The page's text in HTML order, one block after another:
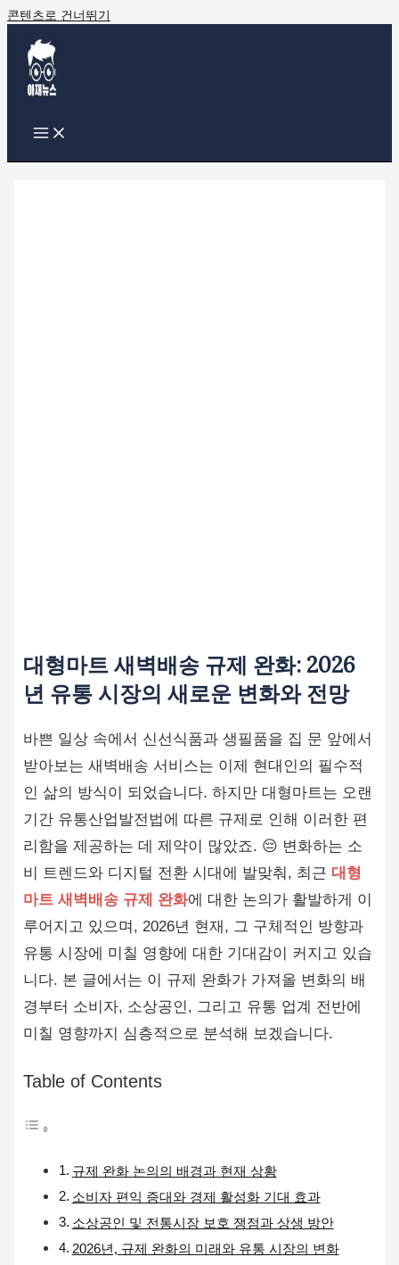
콘텐츠로 건너뛰기
대형마트 새벽배송 규제 완화: 2026
년 유통 시장의 새로운 변화와 전망
바쁜 일상 속에서 신선식품과 생필품을 집 문 앞에서
받아보는 새벽배송 서비스는 이제 현대인의 필수적
인 삶의 방식이 되었습니다. 하지만 대형마트는 오랜
기간 유통산업발전법에 따른 규제로 인해 이러한 편
리함을 제공하는 데 제약이 많았죠. 😔 변화하는 소
비 트렌드와 디지털 전환 시대에 발맞춰, 최근 대형
마트 새벽배송 규제 완화에 대한 논의가 활발하게 이
루어지고 있으며, 2026년 현재, 그 구체적인 방향과
유통 시장에 미칠 영향에 대한 기대감이 커지고 있습
니다. 본 글에서는 이 규제 완화가 가져올 변화의 배
경부터 소비자, 소상공인, 그리고 유통 업계 전반에
미칠 영향까지 심층적으로 분석해 보겠습니다.
Table of Contents
규제 완화 논의의 배경과 현재 상황
소비자 편익 증대와 경제 활성화 기대 효과
소상공인 및 전통시장 보호 쟁점과 상생 방안
2026년, 규제 완화의 미래와 유통 시장의 변화